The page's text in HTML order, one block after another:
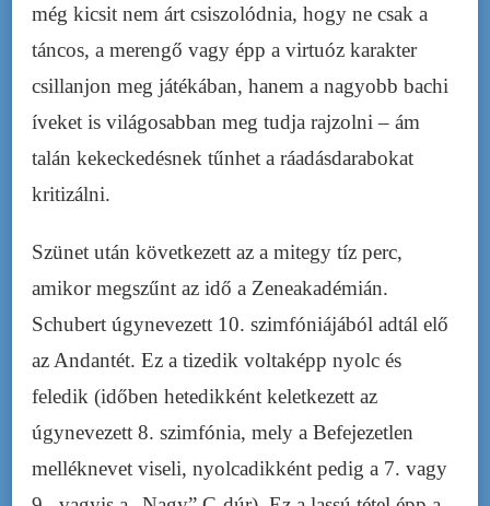
még kicsit nem árt csiszolódnia, hogy ne csak a
táncos, a merengő vagy épp a virtuóz karakter
csillanjon meg játékában, hanem a nagyobb bachi
íveket is világosabban meg tudja rajzolni – ám
talán kekeckedésnek tűnhet a ráadásdarabokat
kritizálni.
Szünet után következett az a mitegy tíz perc,
amikor megszűnt az idő a Zeneakadémián.
Schubert úgynevezett 10. szimfóniájából adtál elő
az Andantét. Ez a tizedik voltaképp nyolc és
feledik (időben hetedikként keletkezett az
úgynevezett 8. szimfónia, mely a Befejezetlen
melléknevet viseli, nyolcadikként pedig a 7. vagy